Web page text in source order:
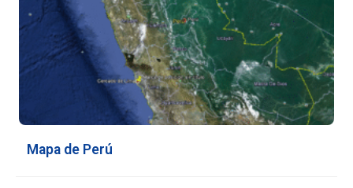
Mapa de Perú